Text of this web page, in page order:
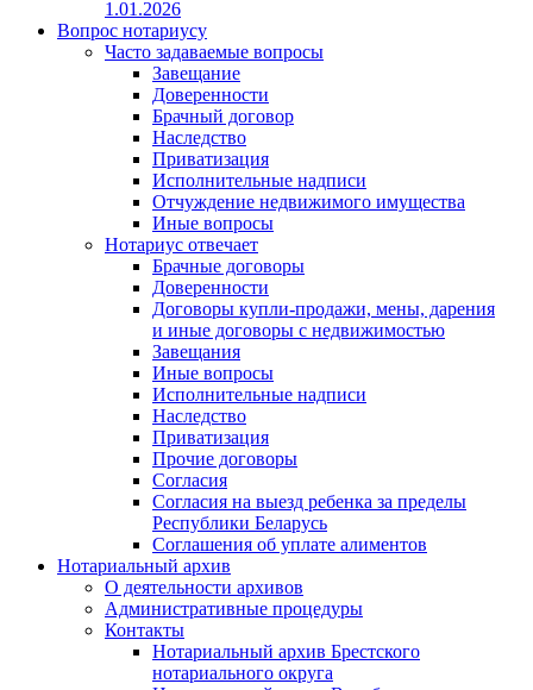
1.01.2026
Вопрос нотариусу
Часто задаваемые вопросы
Завещание
Доверенности
Брачный договор
Наследство
Приватизация
Исполнительные надписи
Отчуждение недвижимого имущества
Иные вопросы
Нотариус отвечает
Брачные договоры
Доверенности
Договоры купли-продажи, мены, дарения
и иные договоры с недвижимостью
Завещания
Иные вопросы
Исполнительные надписи
Наследство
Приватизация
Прочие договоры
Согласия
Согласия на выезд ребенка за пределы
Республики Беларусь
Соглашения об уплате алиментов
Нотариальный архив
О деятельности архивов
Административные процедуры
Контакты
Нотариальный архив Брестского
нотариального округа